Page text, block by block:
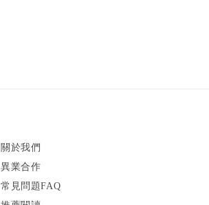
關於我們
異業合作
常見問題FAQ